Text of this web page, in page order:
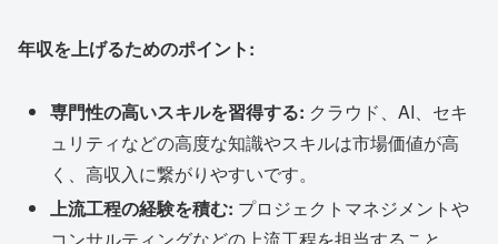
年収を上げるためのポイント:
専門性の高いスキルを習得する: クラウド、AI、セキ
ュリティなどの高度な知識やスキルは市場価値が高
く、高収入に繋がりやすいです。
上流工程の経験を積む: プロジェクトマネジメントや